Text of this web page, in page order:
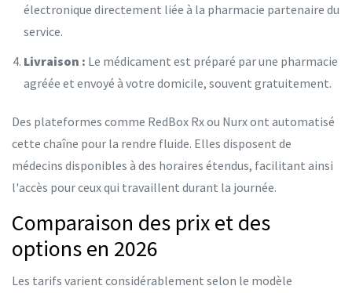
électronique directement liée à la pharmacie partenaire du
service.
Livraison : Le médicament est préparé par une pharmacie
agréée et envoyé à votre domicile, souvent gratuitement.
Des plateformes comme RedBox Rxou Nurxont automatisé
cette chaîne pour la rendre fluide. Elles disposent de
médecins disponibles à des horaires étendus, facilitant ainsi
l'accès pour ceux qui travaillent durant la journée.
Comparaison des prix et des
options en 2026
Les tarifs varient considérablement selon le modèle